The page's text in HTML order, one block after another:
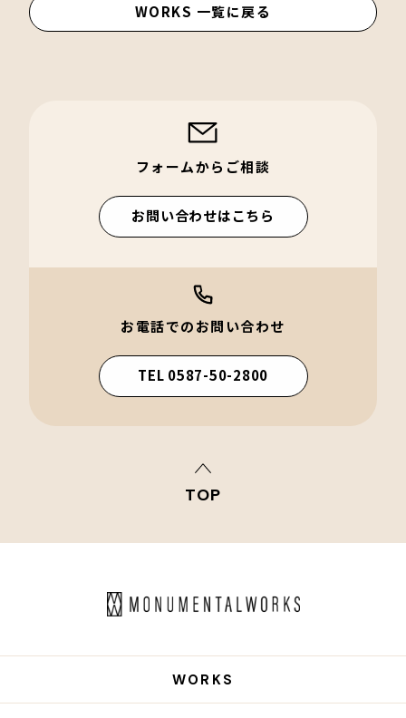
WORKS 一覧に戻る
フォームからご相談
お問い合わせはこちら
お電話でのお問い合わせ
TEL 0587-50-2800
TOP
WORKS